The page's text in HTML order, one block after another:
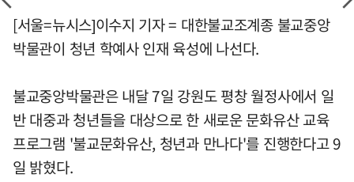
[서울=뉴시스]이수지 기자 = 대한불교조계종 불교중앙
박물관이 청년 학예사 인재 육성에 나선다.
불교중앙박물관은 내달 7일 강원도 평창 월정사에서 일
반 대중과 청년들을 대상으로 한 새로운 문화유산 교육
프로그램 '불교문화유산, 청년과 만나다'를 진행한다고 9
일 밝혔다.